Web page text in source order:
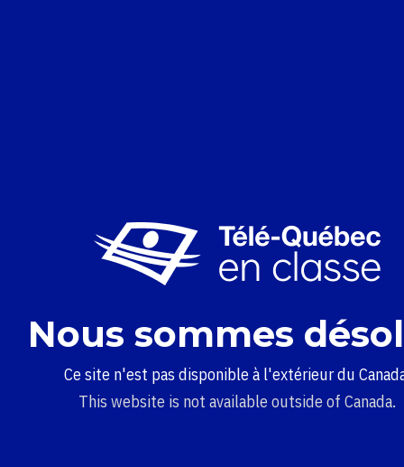
Nous sommes
Ce site n'est pas disponible à l'extérieur du
This website is not available outside of Canada.